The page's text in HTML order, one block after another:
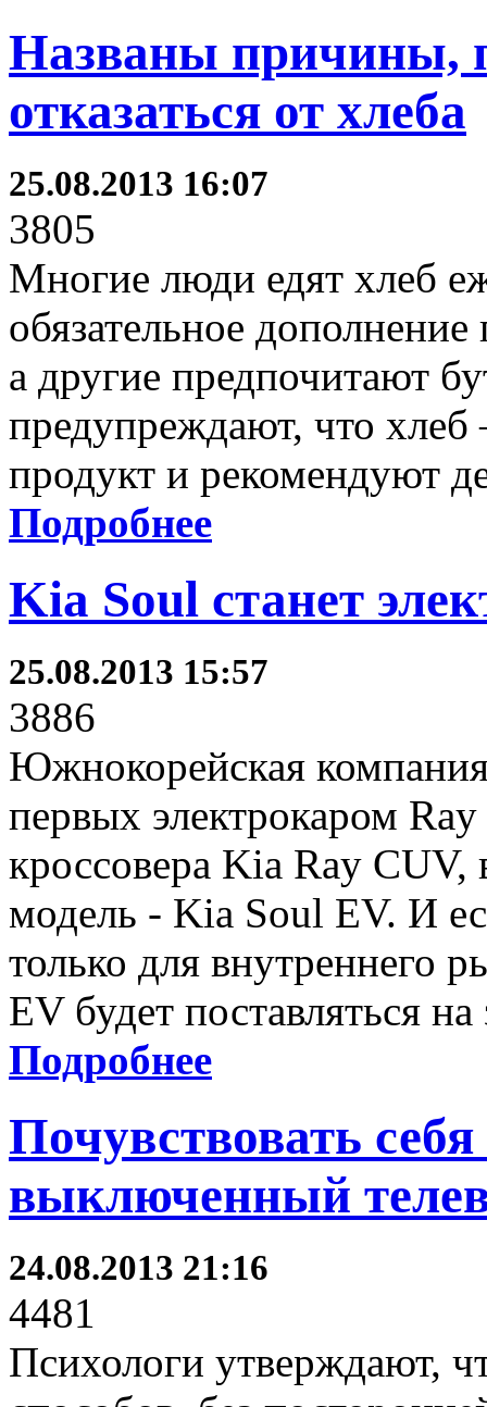
Названы причины,
отказаться от хлеба
25.08.2013 16:07
3805
Многие люди едят хлеб
обязательное
а другие предпочитают
предупреждают, что
продукт и рекомендуют
Подробнее
Kia Soul станет
25.08.2013 15:57
3886
Южнокорейская
первых электрокаром
кроссовера Kia Ray
модель - Kia Soul EV. И
только для
EV будет поставляться
Подробнее
Почувствовать
выключенный
24.08.2013 21:16
4481
Психологи утверждают,